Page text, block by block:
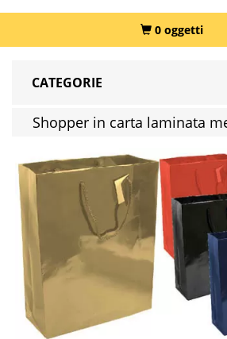
0 oggetti
CATEGORIE
Shopper in carta laminata